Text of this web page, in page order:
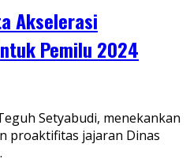
Akselerasi
Pemilu 2024
Setyabudi, menekankan
proaktifitas jajaran Dinas